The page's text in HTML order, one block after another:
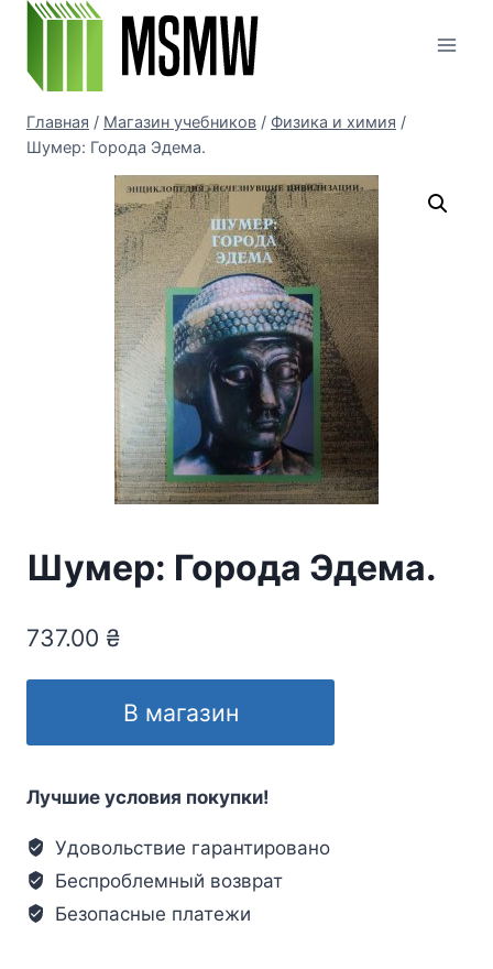
Перейти
содержимому
Главная / Магазин учебников / Физика и химия /
Шумер: Города Эдема.
Шумер: Города Эдема.
737.00 ₴
В магазин
Лучшие условия покупки!
Удовольствие гарантировано
Беспроблемный возврат
Безопасные платежи